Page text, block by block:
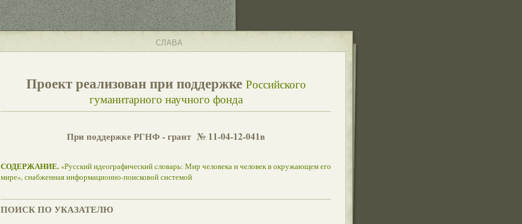
СЛАВА
Проект реализован при поддержке Российского
гуманитарного научного фонда
При поддержке РГНФ - грант № 11-04-12-041в
СОДЕРЖАНИЕ. «Русский идеографический cловарь: Мир человека и человек в окружающем его
мире», снабженная информационно-поисковой системой
ПОИСК ПО УКАЗАТЕЛЮ